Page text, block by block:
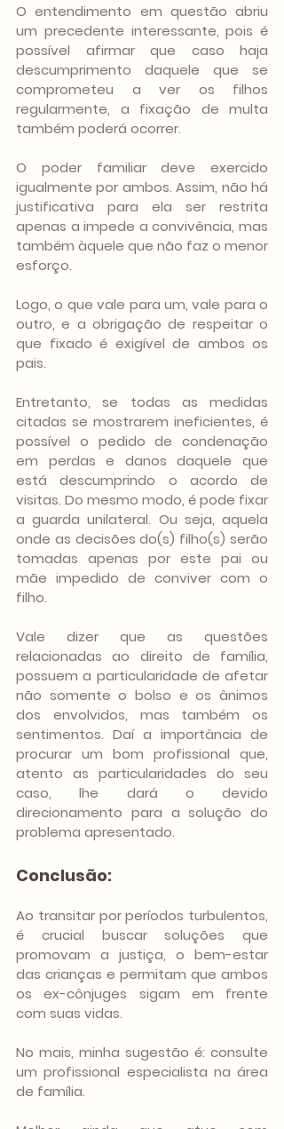
O entendimento em questão abriu
um precedente interessante, pois é
possível afirmar que caso haja
descumprimento daquele que se
comprometeu a ver os filhos
regularmente, a fixação de multa
também poderá ocorrer.
O poder familiar deve exercido
igualmente por ambos. Assim, não há
justificativa para ela ser restrita
apenas a impede a convivência, mas
também àquele que não faz o menor
esforço.
Logo, o que vale para um, vale para o
outro, e a obrigação de respeitar o
que fixado é exigível de ambos os
pais.
Entretanto, se todas as medidas
citadas se mostrarem ineficientes, é
possível o pedido de condenação
em perdas e danos daquele que
está descumprindo o acordo de
visitas. Do mesmo modo, é pode fixar
a guarda unilateral. Ou seja, aquela
onde as decisões do(s) filho(s) serão
tomadas apenas por este pai ou
mãe impedido de conviver com o
filho.
Vale dizer que as questões
relacionadas ao direito de família,
possuem a particularidade de afetar
não somente o bolso e os ânimos
dos envolvidos, mas também os
sentimentos. Daí a importância de
procurar um bom profissional que,
atento as particularidades do seu
caso, lhe dará o devido
direcionamento para a solução do
problema apresentado.
Conclusão:
Ao transitar por períodos turbulentos,
é crucial buscar soluções que
promovam a justiça, o bem-estar
das crianças e permitam que ambos
os ex-cônjuges sigam em frente
com suas vidas.
No mais, minha sugestão é: consulte
um profissional especialista na área
de família.